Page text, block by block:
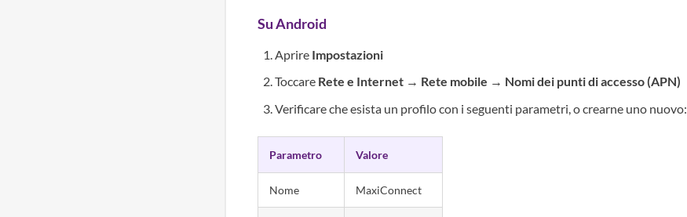
Su Android
Aprire Impostazioni
Toccare Rete e Internet→ Rete mobile → Nomi dei punti di accesso (APN)
Verificare che esista un profilo con i seguenti parametri, o crearne uno nuovo:
Parametro Valore
Nome MaxiConnect